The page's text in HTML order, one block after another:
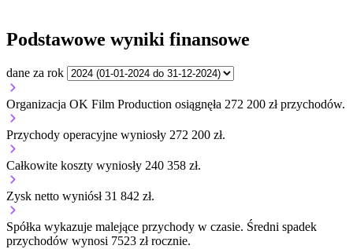
Podstawowe wyniki finansowe
dane za rok
Organizacja OK Film Production osiągnęła 272 200 zł przychodów.
Przychody operacyjne wyniosły 272 200 zł.
Całkowite koszty wyniosły 240 358 zł.
Zysk netto wyniósł 31 842 zł.
Spółka wykazuje malejące przychody w czasie. Średni spadek
przychodów wynosi 7523 zł rocznie.